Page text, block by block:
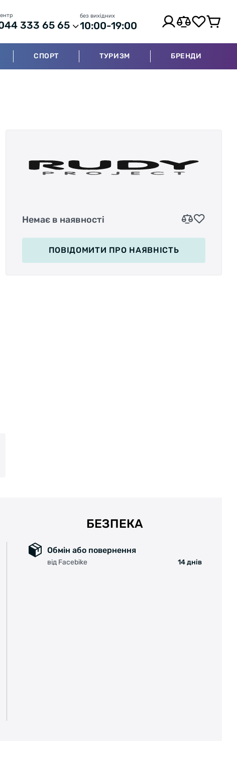
333 65 65
без вихідних
10:00-19:00
СПОРТ ТУРИЗМ БРЕНДИ
Немає в наявності
ПОВІДОМИТИ ПРО НАЯВНІСТЬ
БЕЗПЕКА
Обмін або повернення
від Facebike 14 днів